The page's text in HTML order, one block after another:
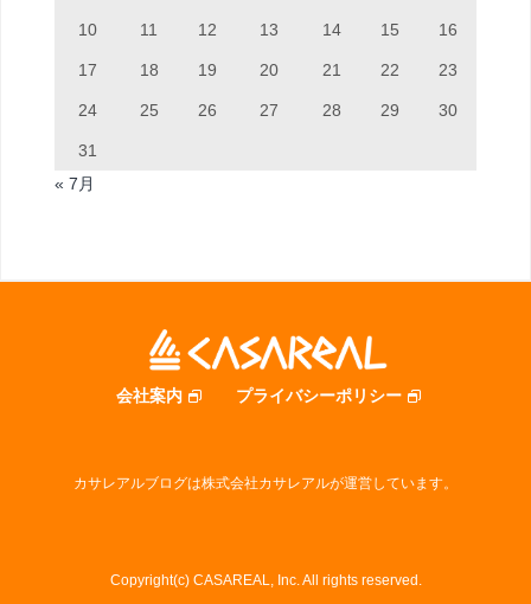
10 11 12 13 14 15 16
17 18 19 20 21 22 23
24 25 26 27 28 29 30
31
« 7月
会社案内 プライバシーポリシー
カサレアルブログは株式会社カサレアルが運営しています。
Copyright(c) CASAREAL, Inc. All rights reserved.